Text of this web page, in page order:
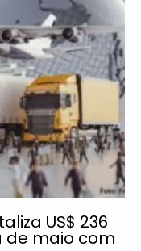
US$ 236
de maio com